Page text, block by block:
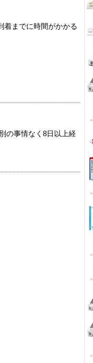
着までに時間がかかる
の事情なく8日以上経